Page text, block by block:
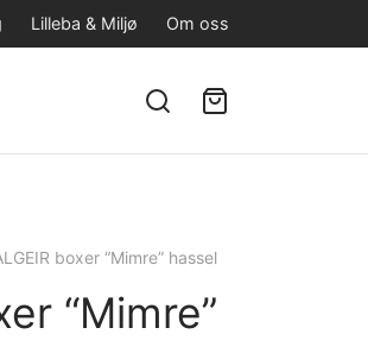
Lilleba & Miljø Om oss
boxer “Mimre” hassel
“Mimre”